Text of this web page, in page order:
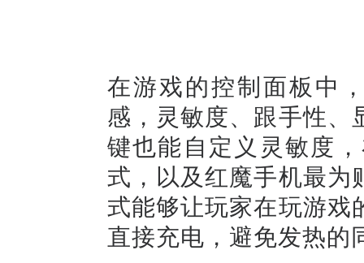
在游戏的控制面板中
感，灵敏度、跟手性
键也能自定义灵敏度
式，以及红魔手机最
式能够让玩家在玩游
直接充电，避免发热的